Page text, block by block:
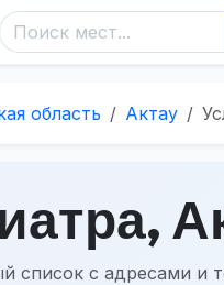
область Актау
список с адресами и